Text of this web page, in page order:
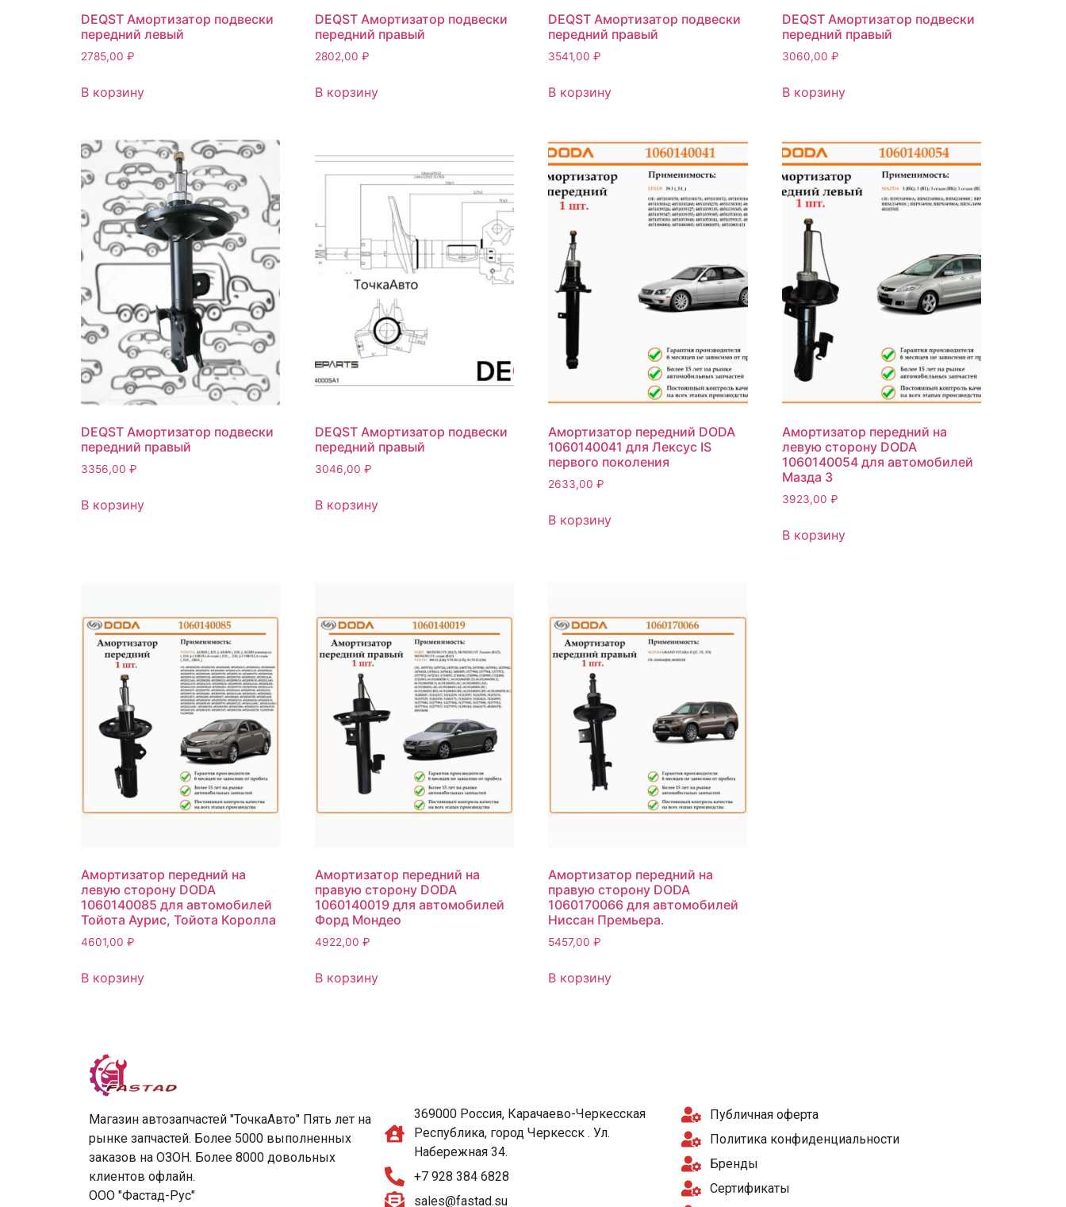
DEQST Амортизатор подвески
передний левый
2785,00 ₽
В корзину
DEQST Амортизатор подвески
передний правый
2802,00 ₽
В корзину
DEQST Амортизатор подвески
передний правый
3541,00₽
В корзину
DEQST Амортизатор подвески
передний правый
3060,00₽
В корзину
DEQST Амортизатор подвески
передний правый
3356,00 ₽
В корзину
DEQST Амортизатор подвески
передний правый
3046,00 ₽
В корзину
Амортизатор передний DODA
1060140041 для Лексус IS
первого поколения
2633,00₽
В корзину
Амортизатор передний на
левую сторону DODA
1060140054 для автомобилей
Мазда 3
3923,00₽
В корзину
Амортизатор передний на
левую сторону DODA
1060140085 для автомобилей
Тойота Аурис, Тойота Королла
4601,00 ₽
В корзину
Амортизатор передний на
правую сторону DODA
1060140019 для автомобилей
Форд Мондео
4922,00 ₽
В корзину
Амортизатор передний на
правую сторону DODA
1060170066 для автомобилей
Ниссан Премьера.
5457,00₽
В корзину
Магазин автозапчастей "ТочкаАвто" Пять лет на
рынке запчастей. Более 5000 выполненных
заказов на ОЗОН. Более 8000 довольных
клиентов офлайн.
ООО "Фастад-Рус"
369000 Россия, Карачаево-Черкесская
Республика, город Черкесск . Ул.
Набережная 34.
+7 928 384 6828
sales@fastad.su
Публичная оферта
Политика конфиденциальности
Бренды
Сертификаты